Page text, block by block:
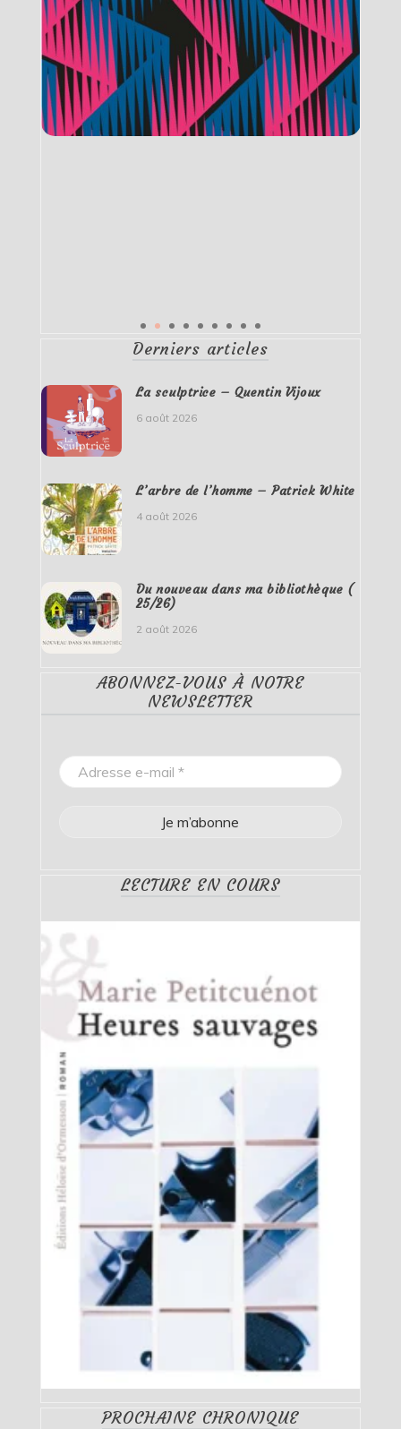
Derniers articles
La sculptrice – Quentin Vijoux
6 août 2026
L’arbre de l’homme – Patrick White
4 août 2026
Du nouveau dans ma bibliothèque (
25/26)
2 août 2026
ABONNEZ-VOUS À NOTRE
NEWSLETTER
LECTURE EN COURS
PROCHAINE CHRONIQUE